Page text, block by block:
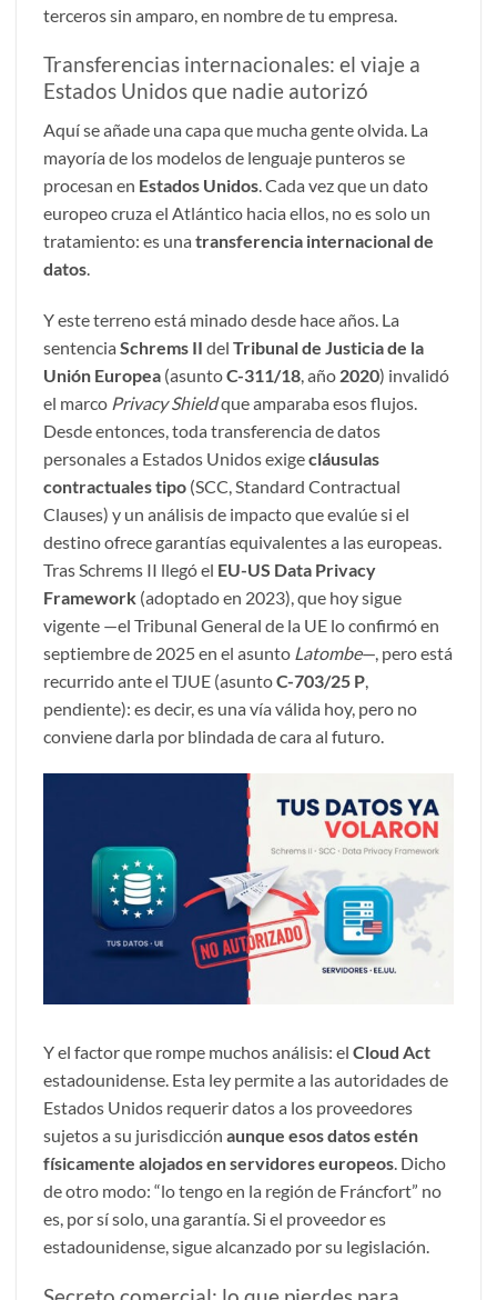
terceros sin amparo, en nombre de tu empresa.
Transferencias internacionales: el viaje a
Estados Unidos que nadie autorizó
Aquí se añade una capa que mucha gente olvida. La
mayoría de los modelos de lenguaje punteros se
procesan en Estados Unidos. Cada vez que un dato
europeo cruza el Atlántico hacia ellos, no es solo un
tratamiento: es una transferencia internacional de
datos.
Y este terreno está minado desde hace años. La
sentencia Schrems II del Tribunal de Justicia de la
Unión Europea (asuntoC-311/18 , año 2020) invalidó
el marco Privacy Shieldque amparaba esos flujos.
Desde entonces, toda transferencia de datos
personales a Estados Unidos exigecláusulas
contractuales tipo (SCC , Standard Contractual
Clauses) y un análisis de impacto que evalúe si el
destino ofrece garantías equivalentes a las europeas.
Tras Schrems II llegó el EU-US Data Privacy
Framework (adoptado en 2023), que hoy sigue
vigente —el Tribunal General de la UE lo confirmó en
septiembre de 2025 en el asunto Latombe—, pero está
recurrido ante el TJUE (asuntoC-703/25 P
pendiente): es decir, es una vía válida hoy, pero no
conviene darla por blindada de cara al futuro.
Y el factor que rompe muchos análisis: el Cloud Act
estadounidense. Esta ley permite a las autoridades de
Estados Unidos requerir datos a los proveedores
sujetos a su jurisdicción aunque esos datos estén
físicamente alojados en servidores europeos . Dicho
de otro modo: “lo tengo en la región de Fráncfort” no
es, por sí solo, una garantía. Si el proveedor es
estadounidense, sigue alcanzado por su legislación.